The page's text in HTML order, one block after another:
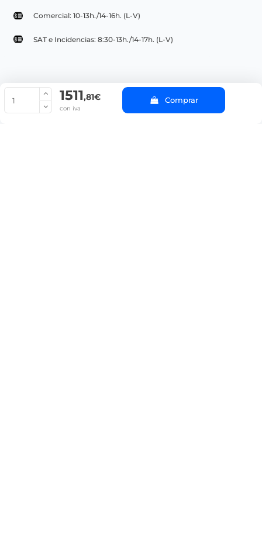
1511,81€
con iva
Comprar
Comercial: 10-13h./14-16h. (L-V)
SAT e Incidencias: 8:30-13h./14-17h. (L-V)
© Copyright 2022 PepeBar.com |
Aviso legal y
Condiciones generales de compra |